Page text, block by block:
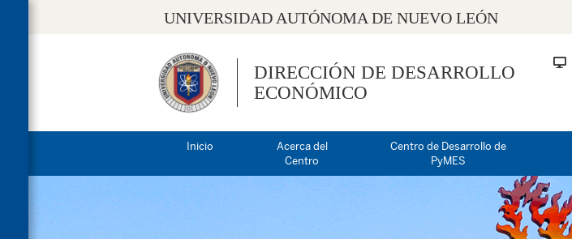
UNIVERSIDAD AUTÓNOMA DE NUEVO LEÓN
DIRECCIÓN DE DESARROLLO
ECONÓMICO
Inicio
Acerca del
Centro
Centro de Desarrollo de
PyMES